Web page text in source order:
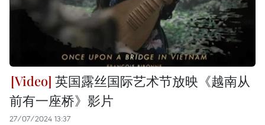
英国露丝国际艺术节放映《越南从
前有一座桥》影片
27/07/2024 13:37